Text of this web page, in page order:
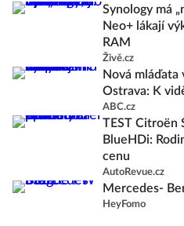
Synology má
Neo+ lákají
RAM
Živě.cz
Nová mláďata
Ostrava: K
ABC.cz
TEST Citroën
BlueHDi:
cenu
AutoRevue.cz
Mercedes-
HeyFomo